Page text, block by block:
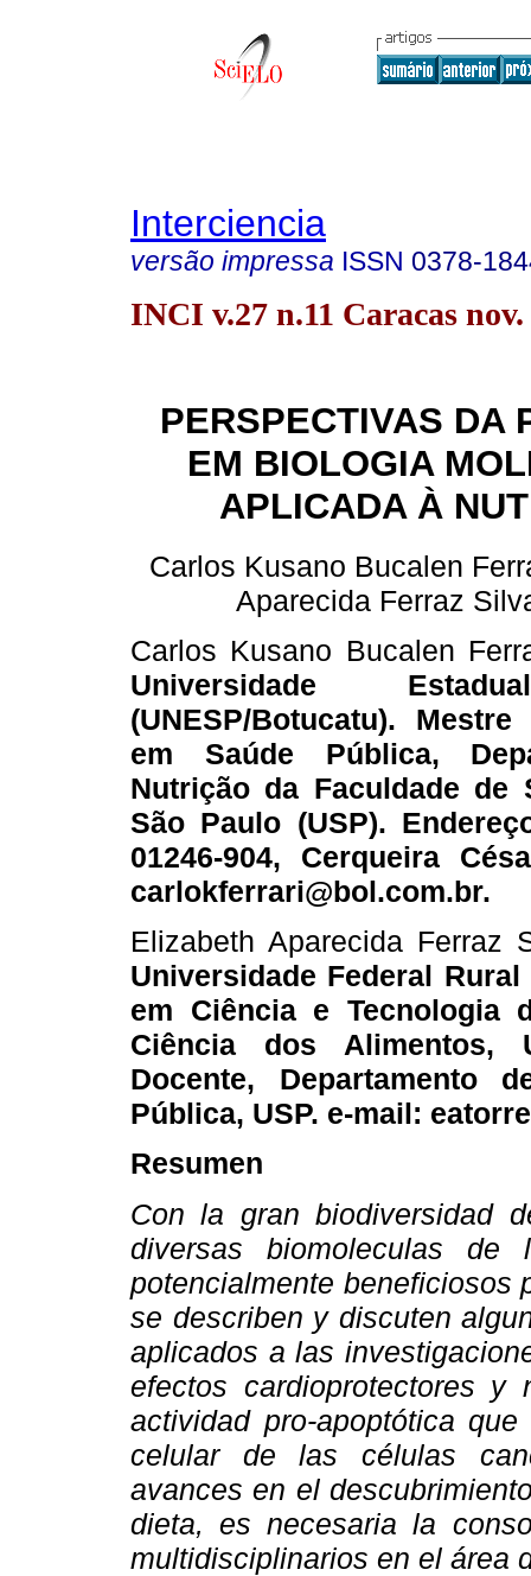
Interciencia
versão impressa ISSN 0378-
INCI v.27 n.11 Caracas nov.
PERSPECTIVAS DA
EM BIOLOGIA
APLICADA À
Carlos Kusano Bucalen
Aparecida Ferraz
Carlos Kusano Bucalen
Universidade
(UNESP/Botucatu).
em Saúde Pública,
Nutrição da Faculdade de
São Paulo (USP).
01246-904, Cerqueira
carlokferrari@bol.com.br.
Elizabeth Aparecida Ferraz
Universidade Federal
em Ciência e Tecnologia
Ciência dos Alimentos,
Docente, Departamento
Pública, USP. e-mail:
Resumen
Con la gran biodiversidad
diversas biomoleculas de
potencialmente beneficiosos
se describen y discuten
aplicados a las
efectos cardioprotectores y
actividad pro-apoptótica
celular de las células
avances en el
dieta, es necesaria la
multidisciplinarios en el área